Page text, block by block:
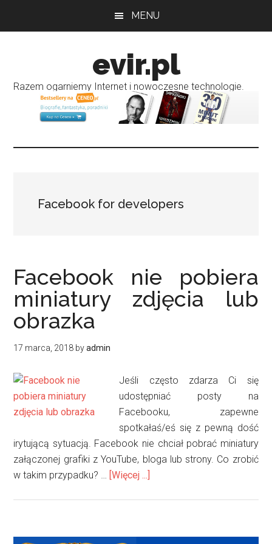
MENU
evir.pl
Razem ogarniemy Internet i nowoczesne technologie.
Facebook for developers
Facebook nie pobiera
miniatury zdjęcia lub
obrazka
17 marca, 2018 byadmin
Jeśli często zdarza Ci się
udostępniać posty na
Facebooku, zapewne
spotkałaś/eś się z pewną dość
irytującą sytuacją. Facebook nie chciał pobrać miniatury
załączonej grafiki z YouTube, bloga lub strony. Co zrobić
w takim przypadku? … [Więcej ...]
zdjęcia